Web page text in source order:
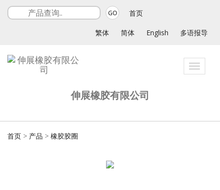
GO 首页
繁体 简体 English 多语报导
Toggle
伸展橡胶有限公司
首页 > 产品 > 橡胶胶圈